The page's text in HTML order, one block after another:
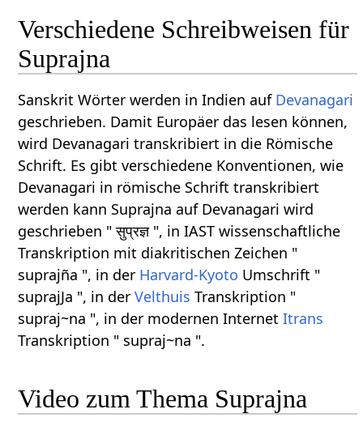
Verschiedene Schreibweisen für
Suprajna
Sanskrit Wörter werden in Indien auf Devanagari
geschrieben. Damit Europäer das lesen können,
wird Devanagari transkribiert in die Römische
Schrift. Es gibt verschiedene Konventionen, wie
Devanagari in römische Schrift transkribiert
werden kann Suprajna auf Devanagari wird
geschrieben " सुप्रज्ञ ", in IAST wissenschaftliche
Transkription mit diakritischen Zeichen "
suprajña ", in der Harvard-Kyoto Umschrift "
suprajJa ", in derVelthuis Transkription "
supraj~na ", in der modernen InternetItrans
Transkription " supraj~na ".
Video zum Thema Suprajna